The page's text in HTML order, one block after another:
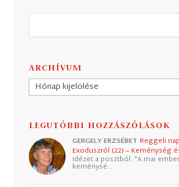
ARCHÍVUM
Archívum
LEGUTÓBBI HOZZÁSZÓLÁSOK
GERGELY ERZSÉBET Reggeli
Exoduszról (22) – Keménység
Idézet a posztból: "A mai
keménysé…